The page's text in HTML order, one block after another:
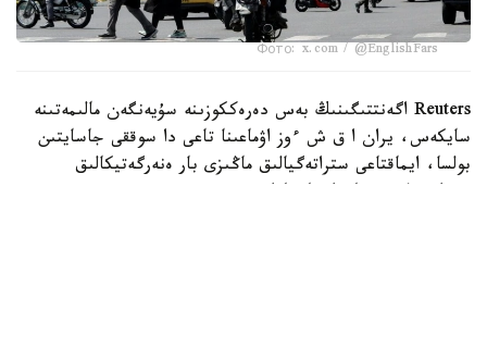
Фото: x.com / @EnglishFars
Reuters اگەنتتىگىنىڭ بەس دەرەككوزىنە سۇيەنگەن مالىمەتىنە
سايكەس، يران ا ق ش ءوز اۋماعىنا تاعى دا سوققى جاسايتىن
بولسا، ايماقتاعى ستراتەگيالىق ماڭىزى بار ەنەرگەتيكالىق